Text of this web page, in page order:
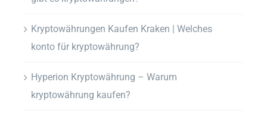
Kryptowährungen Kaufen Kraken | Welches
konto für kryptowährung?
Hyperion Kryptowährung – Warum
kryptowährung kaufen?